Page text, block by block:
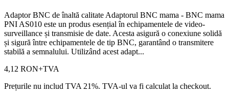
Adaptor BNC de înaltă calitate Adaptorul BNC mama - BNC mama
PNI AS010 este un produs esențial în echipamentele de video-
surveillance și transmisie de date. Acesta asigură o conexiune solidă
și sigură între echipamentele de tip BNC, garantând o transmitere
stabilă a semnalului. Utilizând acest adapt...
4,12 RON+TVA
Prețurile nu includ TVA 21%. TVA-ul va fi calculat la checkout.